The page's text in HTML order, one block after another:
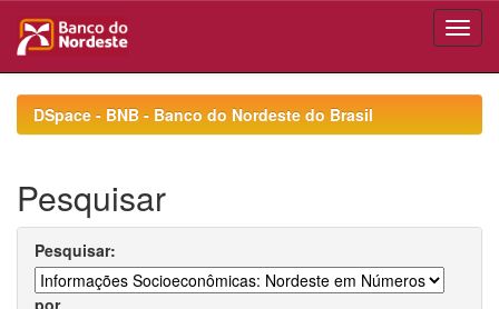
navigationDSpace - BNB - Banco do Nordeste do Brasil
Pesquisar
Pesquisar:
por